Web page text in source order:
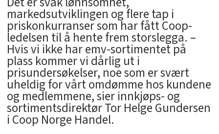
markedsutviklingen og flere tap i
priskonkurranser som har fått Coop-
ledelsen til å hente frem storslegga. –
Hvis vi ikke har emv-sortimentet på
plass kommer vi dårlig ut i
prisundersøkelser, noe som er svært
uheldig for vårt omdømme hos kundene
og medlemmene, sier innkjøps- og
sortimentsdirektør Tor Helge Gundersen
i Coop Norge Handel.